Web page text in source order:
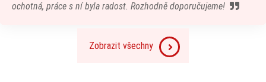
ochotná, práce s ní byla radost. Rozhodně doporučujeme!
Zobrazit všechny